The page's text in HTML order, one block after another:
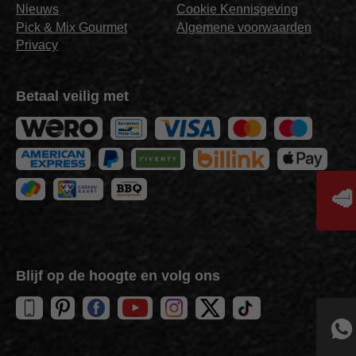
Nieuws
Pick & Mix Gourmet
Privacy
Cookie Kennisgeving
Algemene voorwaarden
Betaal veilig met
Blijf op de hoogte en volg ons
🥩